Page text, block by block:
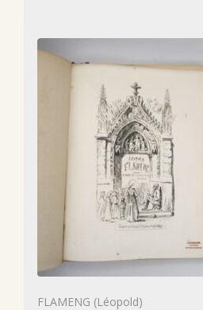
FLAMENG (Léopold)